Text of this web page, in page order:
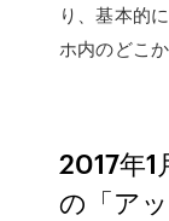
り、基本的
ホ内のどこ
2017年1
の「ア